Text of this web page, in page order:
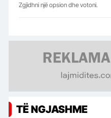
Zgjidhni një opsion dhe votoni.
TË NGJASHME